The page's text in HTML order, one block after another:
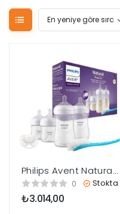
Philips Avent Natural
Response Hoşgeldin
Bebek Hediye Seti
SCD838/11
0 Stokta
₺3.014,00